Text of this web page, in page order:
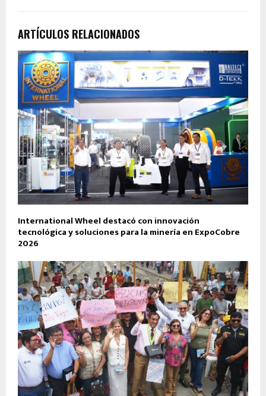
ARTÍCULOS RELACIONADOS
International Wheel destacó con innovación
tecnológica y soluciones para la minería en ExpoCobre
2026